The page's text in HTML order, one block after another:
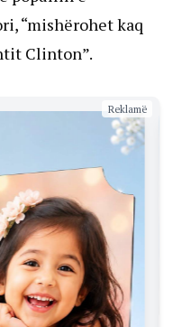
“mishërohet kaq
Clinton”.
Reklamë